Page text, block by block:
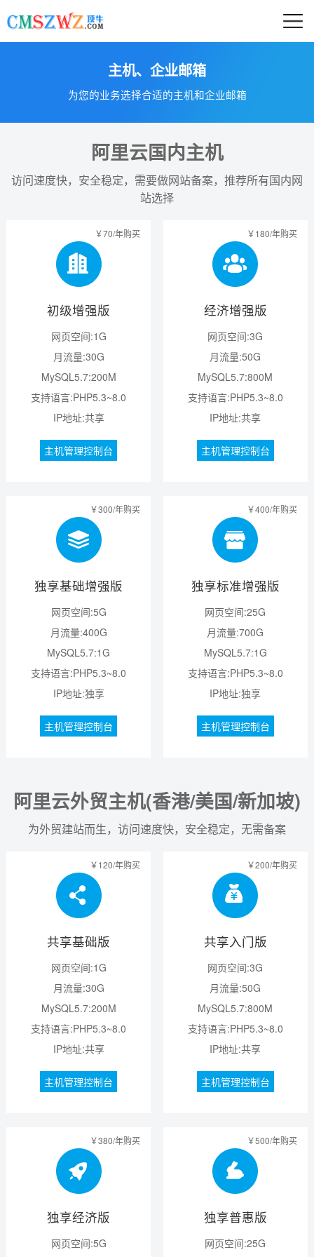
主机、企业邮箱
为您的业务选择合适的主机和企业邮箱
阿里云国内主机
访问速度快，安全稳定，需要做网站备案，推荐所有国内网
站选择
初级增强版
网页空间:1G
月流量:30G
MySQL5.7:200M
支持语言:PHP5.3~8.0
IP地址:共享
主机管理控制台
￥70/年购买
经济增强版
网页空间:3G
月流量:50G
MySQL5.7:800M
支持语言:PHP5.3~8.0
IP地址:共享
主机管理控制台
￥180/年购买
独享基础增强版
网页空间:5G
月流量:400G
MySQL5.7:1G
支持语言:PHP5.3~8.0
IP地址:独享
主机管理控制台
￥300/年购买
独享标准增强版
网页空间:25G
月流量:700G
MySQL5.7:1G
支持语言:PHP5.3~8.0
IP地址:独享
主机管理控制台
￥400/年购买
阿里云外贸主机(香港/美国/新加坡)
为外贸建站而生，访问速度快，安全稳定，无需备案
共享基础版
网页空间:1G
月流量:30G
MySQL5.7:200M
支持语言:PHP5.3~8.0
IP地址:共享
主机管理控制台
￥120/年购买
共享入门版
网页空间:3G
月流量:50G
MySQL5.7:800M
支持语言:PHP5.3~8.0
IP地址:共享
主机管理控制台
￥200/年购买
独享经济版
网页空间:5G
￥380/年购买
独享普惠版
网页空间:25G
￥500/年购买